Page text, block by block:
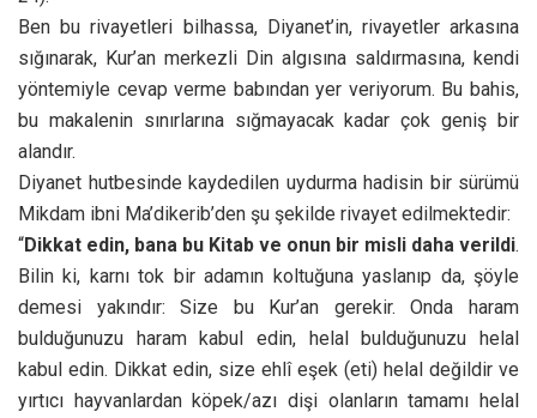
Ben bu rivayetleri bilhassa, Diyanet’in, rivayetler arkasına
sığınarak, Kur’an merkezli Din algısına saldırmasına, kendi
yöntemiyle cevap verme babından yer veriyorum. Bu bahis,
bu makalenin sınırlarına sığmayacak kadar çok geniş bir
alandır.
Diyanet hutbesinde kaydedilen uydurma hadisin bir sürümü
Mikdam ibni Ma’dikerib’den şu şekilde rivayet edilmektedir:
“Dikkat edin, bana bu Kitab ve onun bir misli daha verildi.
Bilin ki, karnı tok bir adamın koltuğuna yaslanıp da, şöyle
demesi yakındır: Size bu Kur’an gerekir. Onda haram
bulduğunuzu haram kabul edin, helal bulduğunuzu helal
kabul edin. Dikkat edin, size ehlî eşek (eti) helal değildir ve
yırtıcı hayvanlardan köpek/azı dişi olanların tamamı helal